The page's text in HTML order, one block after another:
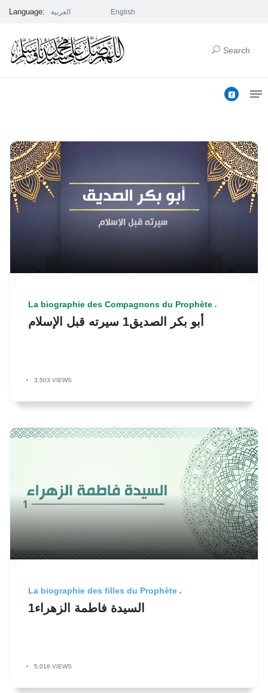
Language: العربية English
Search
La biographie des Compagnons du Prophète
أبو بكر الصديق1 سيرته قبل الإسلام
3,503 VIEWS
La biographie des filles du Prophète
السيدة فاطمة الزهراء1
5,018 VIEWS